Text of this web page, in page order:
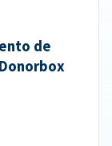
de